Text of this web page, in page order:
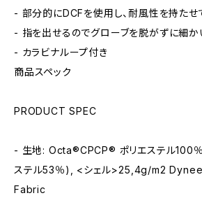
- 部分的にDCFを使用し、耐風性を持たせ
- 指を出せるのでグローブを脱がずに細
- カラビナループ付き
商品スペック
PRODUCT SPEC
- 生地: Octa®CPCP® ポリエステル100％
ステル53％), <シェル>25,4g/m2
Fabric